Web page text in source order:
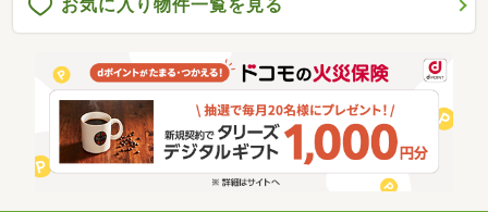
お気に入り物件一覧を見る